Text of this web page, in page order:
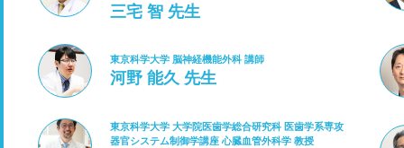
三宅 智 先生
東京科学大学 脳神経機能外科 講師
河野 能久 先生
東京科学大学 大学院医歯学総合研究科 医歯学系専攻
器官システム制御学講座 心臓血管外科学 教授